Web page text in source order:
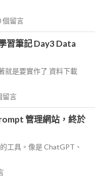
個留言
習筆記 Day3 Data
就是要實作了 資料下載
留言
管理網站，終於
工具。像是 ChatGPT、